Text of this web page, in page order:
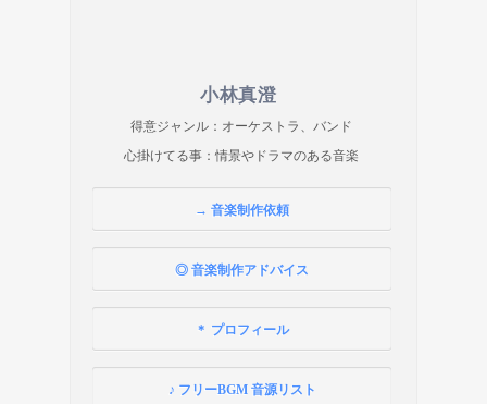
小林真澄
得意ジャンル：オーケストラ、バンド
心掛けてる事：情景やドラマのある音楽
→ 音楽制作依頼
◎ 音楽制作アドバイス
＊ プロフィール
♪ フリーBGM 音源リスト